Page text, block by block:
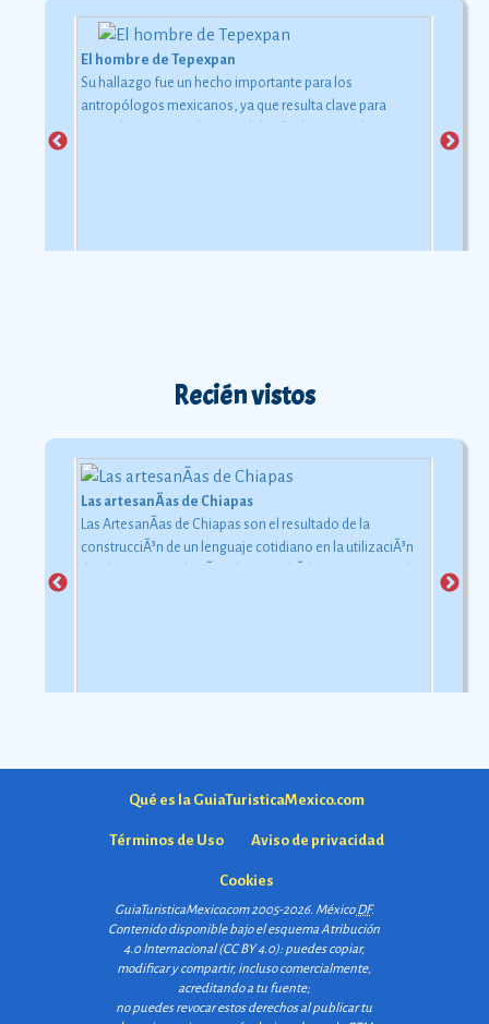
El hombre de Tepexpan
Su hallazgo fue un hecho importante para los
antropólogos mexicanos, ya que resulta clave para
Recién vistos
Las artesanÃ­as de Chiapas
Las ArtesanÃ­as de Chiapas son el resultado de la
construcciÃ³n de un lenguaje cotidiano en la utilizaciÃ³n
Qué es la GuiaTuristicaMexico.com
Términos de Uso Aviso de privacidad
Cookies
GuiaTuristicaMexico.com 2005-2026. MéxicoDF.
Contenido disponible bajo el esquemaAtribución
4.0 Internacional (CC BY 4.0): puedes copiar,
modificar y compartir, incluso comercialmente,
acreditando a tu fuente;
no puedes revocar estos derechos al publicar tu